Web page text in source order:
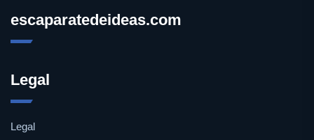
escaparatedeideas.com
Legal
Legal